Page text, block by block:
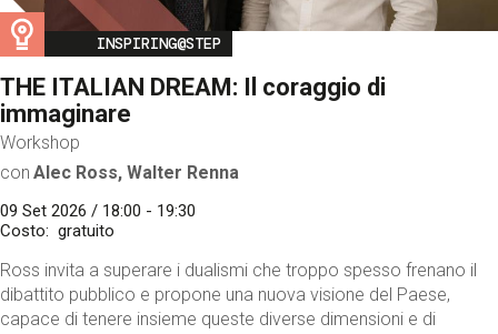
Image
INSPIRING@STEP
THE ITALIAN DREAM: Il coraggio di
immaginare
Workshop
con Alec Ross, Walter Renna
09 Set 2026 / 18:00 - 19:30
Costo
gratuito
Ross invita a superare i dualismi che troppo spesso frenano il
dibattito pubblico e propone una nuova visione del Paese,
capace di tenere insieme queste diverse dimensioni e di